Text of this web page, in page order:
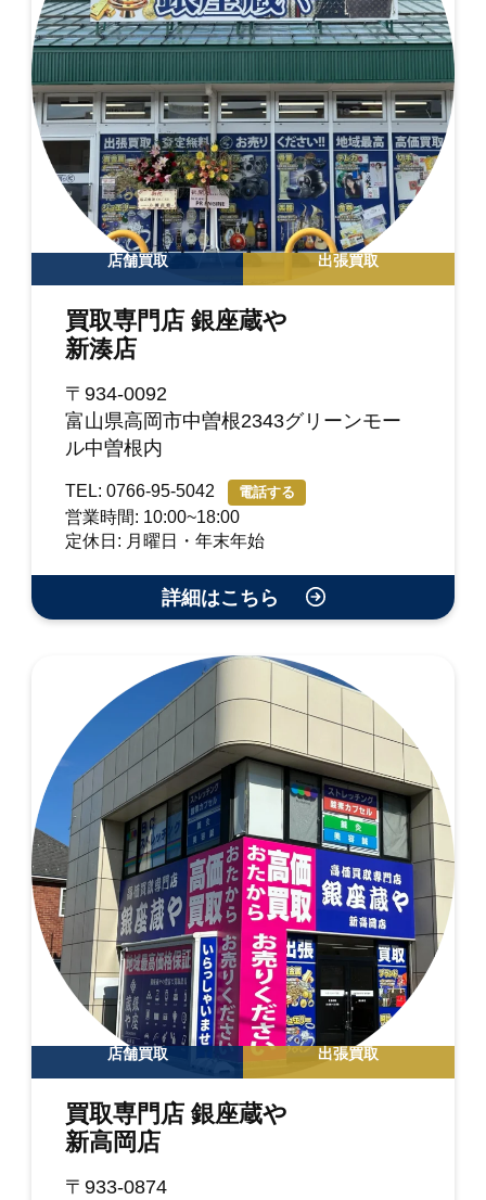
店舗買取 出張買取
買取専門店 銀座蔵や
新湊店
〒934-0092
富山県高岡市中曽根2343グリーンモー
ル中曽根内
TEL: 0766-95-5042 電話する
営業時間: 10:00~18:00
定休日: 月曜日・年末年始
詳細はこちら
店舗買取 出張買取
買取専門店 銀座蔵や
新高岡店
〒933-0874